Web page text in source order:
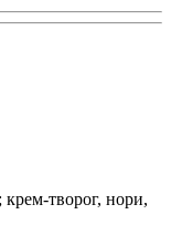
творог, нори,